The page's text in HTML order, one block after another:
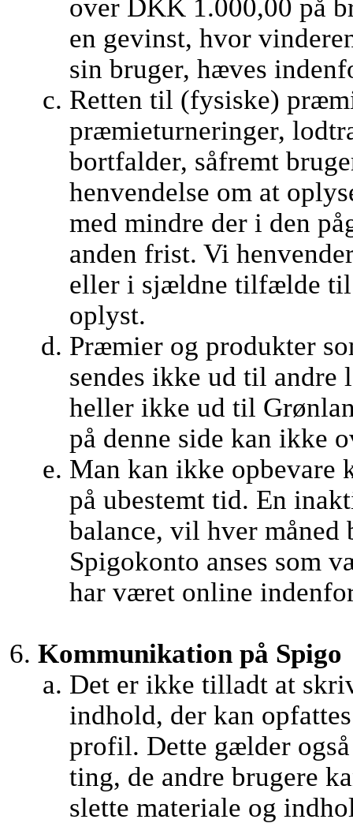
over DKK 1.000,00 på
en gevinst, hvor
sin bruger, hæves
Retten til (fysiske)
præmieturneringer,
bortfalder, såfremt
henvendelse om at
med mindre der i den
anden frist. Vi
eller i sjældne tilfælde til
oplyst.
Præmier og produkter
sendes ikke ud til andre
heller ikke ud til
på denne side kan ikke
Man kan ikke opbevare
på ubestemt tid. En
balance, vil hver
Spigokonto anses som
har været online
Kommunikation på Spigo
Det er ikke tilladt at
indhold, der kan
profil. Dette gælder
ting, de andre brugere
slette materiale og